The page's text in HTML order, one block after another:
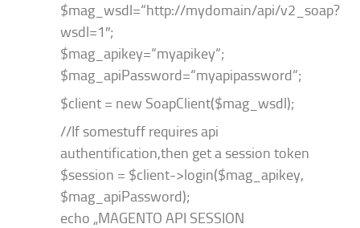
$mag_wsdl=“http://mydomain/api/v2_soap?
wsdl=1″;
$mag_apikey=“myapikey“;
$mag_apiPassword=“myapipassword“;
$client = new SoapClient($mag_wsdl);
//If somestuff requires api
authentification,then get a session token
$session = $client->login($mag_apikey,
$mag_apiPassword);
echo „MAGENTO API SESSION